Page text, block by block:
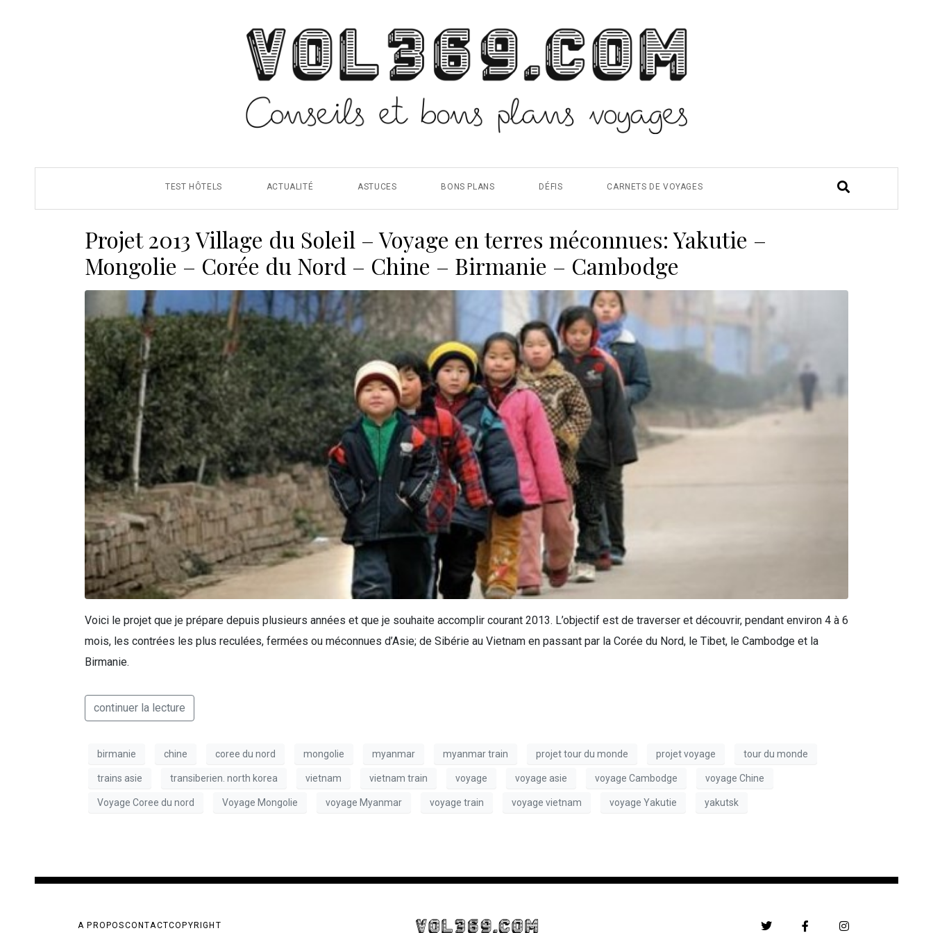
TEST HÔTELS ACTUALITÉ ASTUCES BONS PLANS DÉFIS CARNETS DE VOYAGES
Projet 2013 Village du Soleil – Voyage en terres méconnues: Yakutie –
Mongolie – Corée du Nord – Chine – Birmanie – Cambodge
Voici le projet que je prépare depuis plusieurs années et que je souhaite accomplir courant 2013. L’objectif est de traverser et découvrir, pendant environ 4 à 6
mois, les contrées les plus reculées, fermées ou méconnues d’Asie; de Sibérie au Vietnam en passant par la Corée du Nord, le Tibet, le Cambodge et la
Birmanie.
continuer la lecture
birmanie chine coree du nord mongolie myanmar myanmar train projet tour du monde projet voyage tour du monde
trains asie transiberien. north korea vietnam vietnam train voyage voyage asie voyage Cambodge voyage Chine
Voyage Coree du nord Voyage Mongolie voyage Myanmar voyage train voyage vietnam voyage Yakutie yakutsk
A PROPOSCONTACTCOPYRIGHT